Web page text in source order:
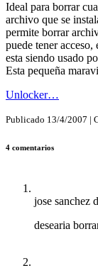
Ideal para borrar
archivo que se
permite borrar
puede tener
esta siendo usado
Esta pequeña
Unlocker…
Publicado 13/4/2007 |
4 comentarios
jose sanchez
desearia